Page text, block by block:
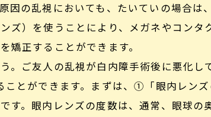
因の乱視においても、たいていの場合は
ズ）を使うことにより、メガネやコンタ
矯正することができます。
。ご友人の乱視が白内障手術後に悪化し
ことができます。まずは、①「眼内レン
す。眼内レンズの度数は、通常、眼球の